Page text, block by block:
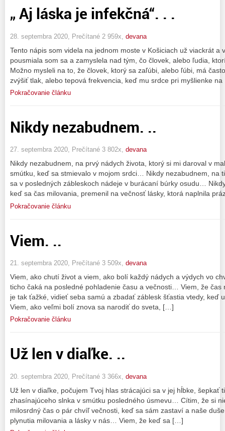
„ Aj láska je infekčná“. . .
28. septembra 2020, Prečítané 2 959x, devana
Tento nápis som videla na jednom moste v Košiciach už viackrát a
pousmiala som sa a zamyslela nad tým, čo človek, alebo ľudia,
Možno mysleli na to, že človek, ktorý sa zaľúbi, alebo ľúbi, má
zvýšiť tlak, alebo tepová frekvencia, keď mu srdce pri myšlienke
Pokračovanie článku
Nikdy nezabudnem. ..
27. septembra 2020, Prečítané 3 802x, devana
Nikdy nezabudnem, na prvý nádych života, ktorý si mi daroval v
smútku, keď sa stmievalo v mojom srdci… Nikdy nezabudnem, na
sa v posledných zábleskoch nádeje v burácaní búrky osudu…
keď sa čas milovania, premenil na večnosť lásky, ktorá naplnila
Pokračovanie článku
Viem. ..
21. septembra 2020, Prečítané 3 509x, devana
Viem, ako chutí život a viem, ako bolí každý nádych a výdych vo
ticho čaká na posledné pohladenie času a večnosti… Viem, že
je tak ťažké, vidieť seba samú a zbadať záblesk šťastia vtedy, keď
Viem, ako veľmi bolí znova sa narodiť do sveta, […]
Pokračovanie článku
Už len v diaľke. ..
20. septembra 2020, Prečítané 3 366x, devana
Už len v diaľke, počujem Tvoj hlas strácajúci sa v jej hĺbke, šepkať
zhasínajúceho slnka v smútku posledného úsmevu… Cítim, že si
milosrdný čas o pár chvíľ večnosti, keď sa sám zastaví a naše
plynutia milovania a lásky v nás… Viem, že keď sa […]